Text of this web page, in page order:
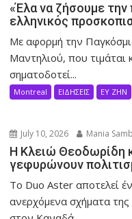
«Έλα να ζήσουμε την
ελληνικός
Με αφορμή την
Μαντηλιού, που τιμάται
σηματοδοτεί...
Montreal ΕΙΔΗΣΕΙΣ ΕΥ ΖΗΝ
July 10, 2026 Mania
Η Κλειώ Θεοδωρίδη
γεφυρώνουν
Το Duo Aster αποτελεί
ανερχόμενα σχήματα